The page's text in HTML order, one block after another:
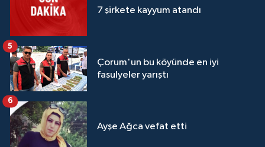
7 şirkete kayyum atandı
Çorum'un bu köyünde en iyi
fasulyeler yarıştı
5
Ayşe Ağca vefat etti
6